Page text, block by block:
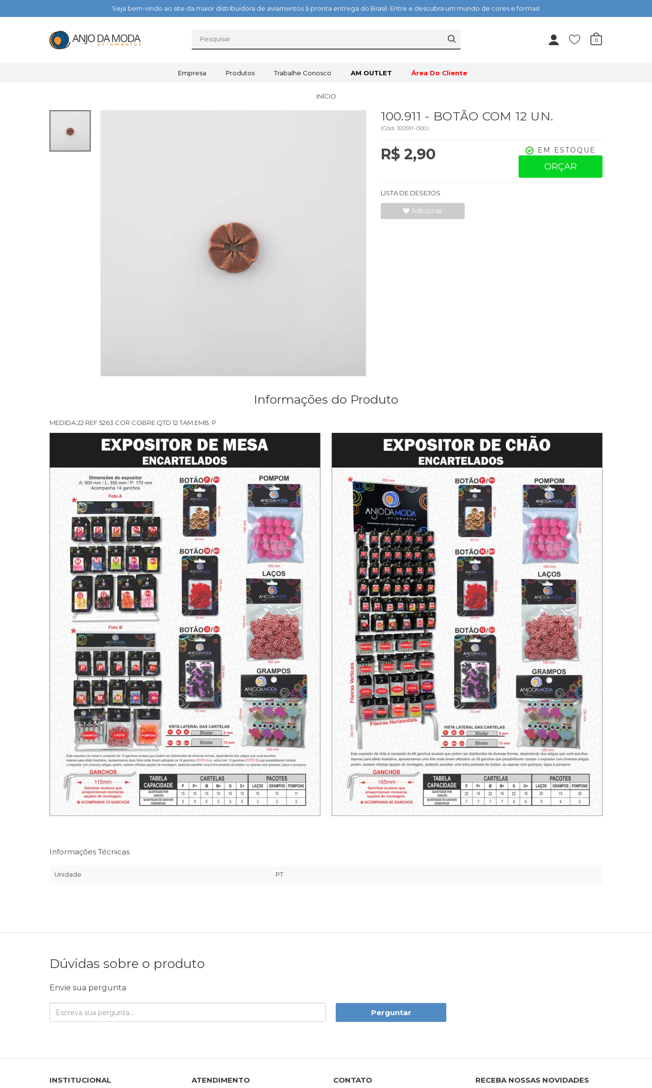
Seja bem-vindo ao site da maior distribuidora de aviamentos à pronta entrega do Brasil. Entre e descubra um mundo de cores e formas!
0
Empresa Produtos Trabalhe Conosco AM OUTLET Área Do Cliente
INÍCIO
100.911 - BOTÃO COM 12 UN.
(Cód. 100911-000)
R$ 2,90 EM ESTOQUE
ORÇAR
LISTA DE DESEJOS
Adicionar
Informações do Produto
MEDIDA 22 REF 5263 COR COBRE QTD 12 TAM.EMB. P
Informações Técnicas
Unidade PT
Dúvidas sobre o produto
Envie sua pergunta
Perguntar
INSTITUCIONAL ATENDIMENTO CONTATO RECEBA NOSSAS NOVIDADES